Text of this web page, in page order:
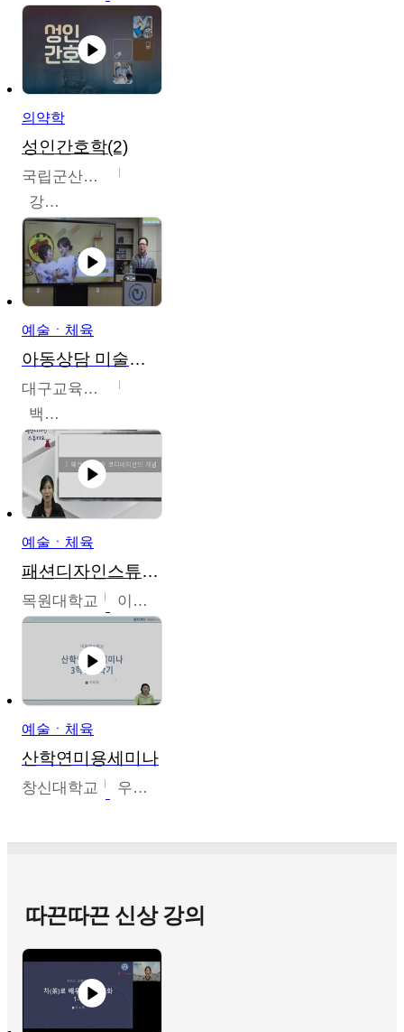
의약학
성인간호학(2)
국립군산대학교
강경아
예술ㆍ체육
아동상담 미술치료
대구교육대학교
백중열
예술ㆍ체육
패션디자인스튜디오
목원대학교 이건희
예술ㆍ체육
산학연미용세미나
창신대학교 우미옥,오윤경,박선이
따끈따끈 신상 강의